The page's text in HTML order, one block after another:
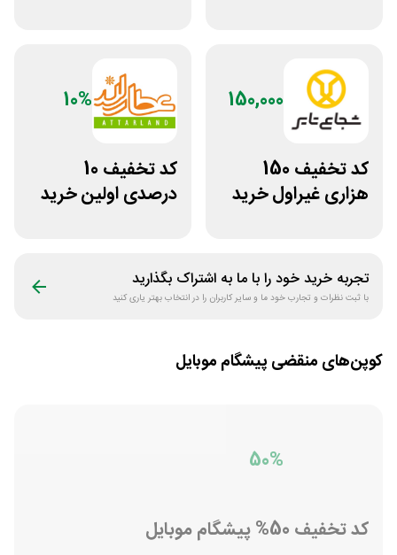
150,000
کد تخفیف 150
هزاری غیراول خرید
10%
کد تخفیف 10
درصدی اولین خرید
تجربه خرید خود را با ما به اشتراک بگذارید
با ثبت نظرات و تجارب خود ما و سایر کاربران را در انتخاب بهتر یاری کنید
کوپن‌های منقضی پیشگام موبایل
50%
کد تخفیف 50% پیشگام موبایل